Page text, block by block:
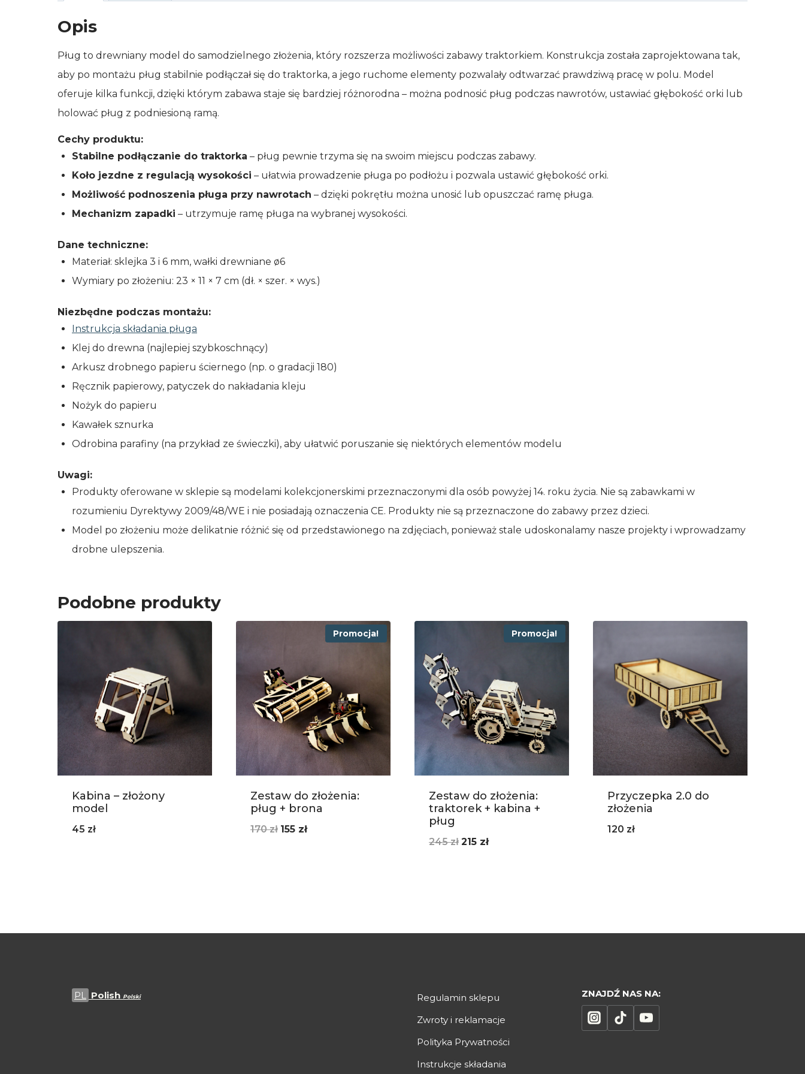
Opis
Pług to drewniany model do samodzielnego złożenia, który rozszerza możliwości zabawy traktorkiem. Konstrukcja została zaprojektowana tak,
aby po montażu pług stabilnie podłączał się do traktorka, a jego ruchome elementy pozwalały odtwarzać prawdziwą pracę w polu. Model
oferuje kilka funkcji, dzięki którym zabawa staje się bardziej różnorodna – można podnosić pług podczas nawrotów, ustawiać głębokość orki lub
holować pług z podniesioną ramą.
Cechy produktu:
Stabilne podłączanie do traktorka – pług pewnie trzyma się na swoim miejscu podczas zabawy.
Koło jezdne z regulacją wysokości – ułatwia prowadzenie pługa po podłożu i pozwala ustawić głębokość orki.
Możliwość podnoszenia pługa przy nawrotach – dzięki pokrętłu można unosić lub opuszczać ramę pługa.
Mechanizm zapadki – utrzymuje ramę pługa na wybranej wysokości.
Dane techniczne:
Materiał: sklejka 3 i 6 mm, wałki drewniane ø6
Wymiary po złożeniu: 23 × 11 × 7 cm (dł. × szer. × wys.)
Niezbędne podczas montażu:
Instrukcja składania pługa
Klej do drewna (najlepiej szybkoschnący)
Arkusz drobnego papieru ściernego (np. o gradacji 180)
Ręcznik papierowy, patyczek do nakładania kleju
Nożyk do papieru
Kawałek sznurka
Odrobina parafiny (na przykład ze świeczki), aby ułatwić poruszanie się niektórych elementów modelu
Uwagi:
Produkty oferowane w sklepie są modelami kolekcjonerskimi przeznaczonymi dla osób powyżej 14. roku życia. Nie są zabawkami w
rozumieniu Dyrektywy 2009/48/WE i nie posiadają oznaczenia CE. Produkty nie są przeznaczone do zabawy przez dzieci.
Model po złożeniu może delikatnie różnić się od przedstawionego na zdjęciach, ponieważ stale udoskonalamy nasze projekty i wprowadzamy
drobne ulepszenia.
Podobne produkty
Kabina – złożony
model
45 zł
Promocja!
Zestaw do złożenia:
pług + brona
170zł Pierwotna
155 złAktualna
Promocja!
Zestaw do złożenia:
traktorek + kabina +
pług
245zł Pierwotna
215 złAktualna
Przyczepka 2.0 do
złożenia
120 zł
PL Polish Polski
Regulamin sklepu
Zwroty i reklamacje
Polityka Prywatności
Instrukcje składania
ZNAJDŹ NAS NA: